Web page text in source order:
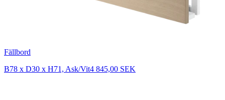
Fällbord
B78 x D30 x H71, Ask/Vit4 845,00 SEK